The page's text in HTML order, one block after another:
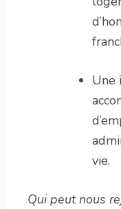
Une
vie.
Qui peut nous